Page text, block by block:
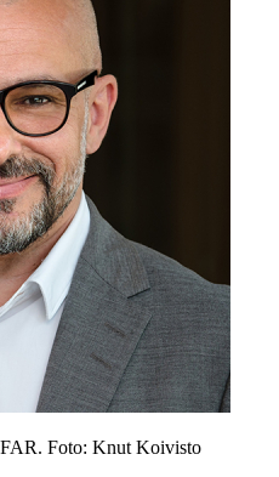
FAR. Foto: Knut Koivisto